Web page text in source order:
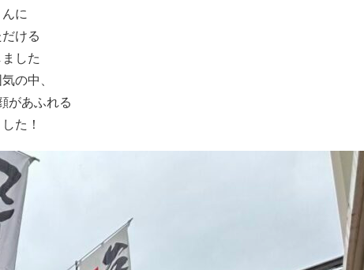
に
ける
した
の中、
があふれる
た！